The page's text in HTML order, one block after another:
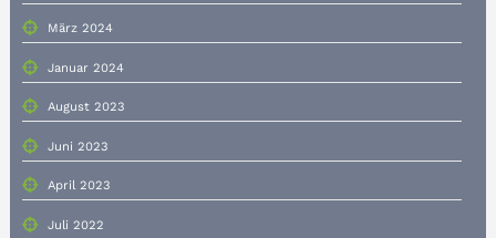
März 2024
Januar 2024
August 2023
Juni 2023
April 2023
Juli 2022